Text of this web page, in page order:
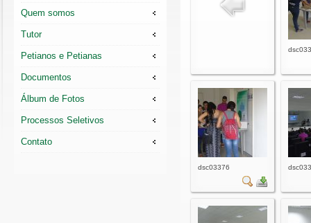
dsc03376
Quem somos
Tutor
Petianos e Petianas
Documentos
Álbum de Fotos
Processos Seletivos
Contato